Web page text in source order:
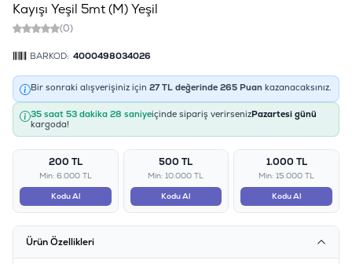
Kayışı Yeşil 5mt (M) Yeşil
(0)
BARKOD: 4000498034026
Bir sonraki alışverişiniz için 27TL değerinde 265 Puan kazanacaksınız.
35 saat 53 dakika 28 saniyeiçinde sipariş verirsenizPazartesi günü
kargoda!
200 TL
Min: 6.000 TL
Kodu Al
500 TL
Min: 10.000 TL
Kodu Al
1.000 TL
Min: 15.000 TL
Kodu Al
Ürün Özellikleri